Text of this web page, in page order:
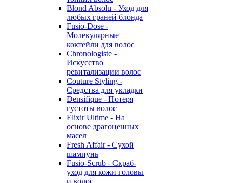
Blond Absolu - Уход для
любых граней блонда
Fusio-Dose -
Молекулярные
коктейли для волос
Chronologiste -
Искусство
ревитализации волос
Couture Styling -
Средства для укладки
Densifique - Потеря
густоты волос
Elixir Ultime - На
основе драгоценных
масел
Fresh Affair - Сухой
шампунь
Fusio-Scrub - Скраб-
уход для кожи головы
и волос